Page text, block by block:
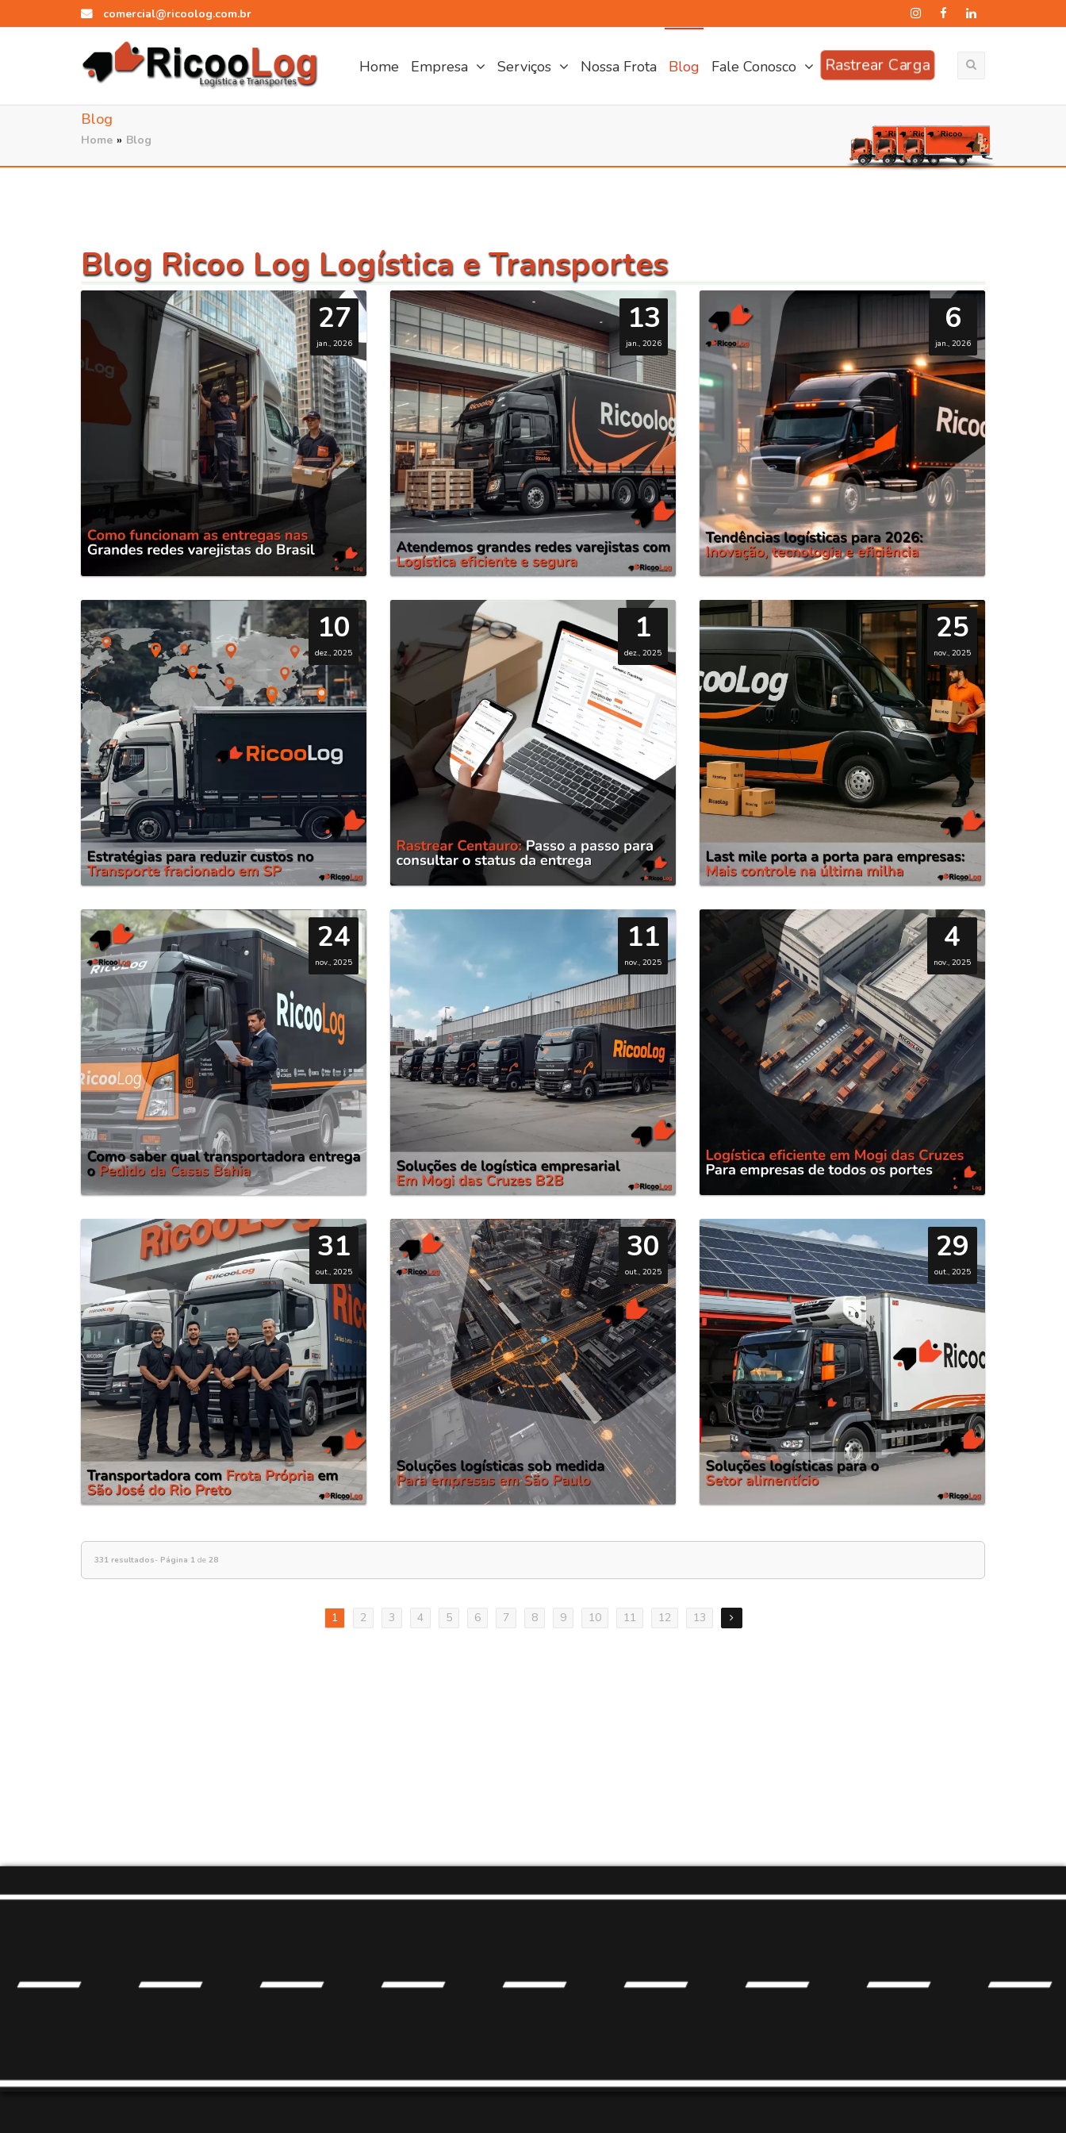
comercial@ricoolog.com.br
Home Empresa Serviços Nossa Frota Blog Fale Conosco Rastrear Carga
Blog
Home » Blog
Blog Ricoo Log Logística e Transportes
27
jan., 2026
13
jan., 2026
6
jan., 2026
10
dez., 2025
1
dez., 2025
25
nov., 2025
24
nov., 2025
11
nov., 2025
4
nov., 2025
31
out., 2025
30
out., 2025
29
out., 2025
331 resultados- Página 1 de 28
1 2 3 4 5 6 7 8 9 10 11 12 13